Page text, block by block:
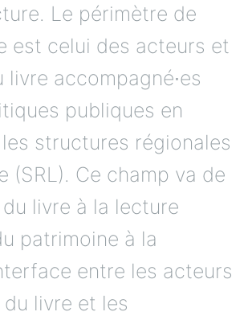
Le périmètre de
est celui des acteurs et
accompagné∙es
publiques en
structures régionales
(SRL). Ce champ va de
du livre à la lecture
patrimoine à la
entre les acteurs
livre et les